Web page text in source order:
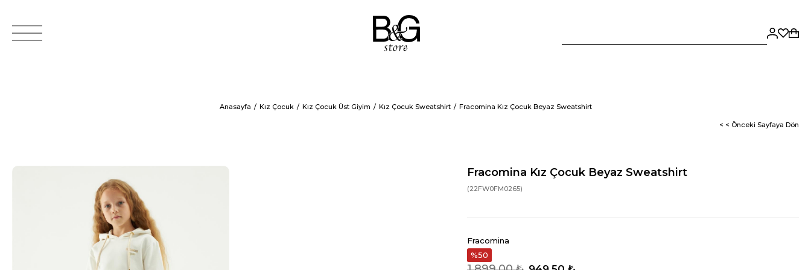
Anasayfa Kız Çocuk Kız Çocuk Üst Giyim Kız Çocuk Sweatshirt Fracomina Kız Çocuk Beyaz Sweatshirt
< < Önceki Sayfaya Dön
Fracomina Kız Çocuk Beyaz Sweatshirt
(22FW0FM0265)
Fracomina
50